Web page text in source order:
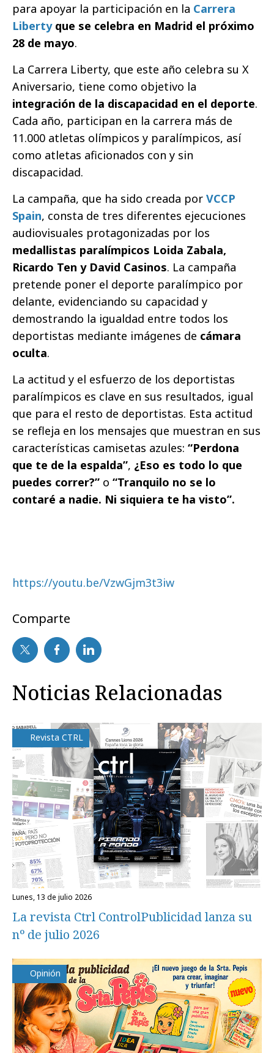
para apoyar la participación en la Carrera
Libertyque se celebra en Madrid el próximo
28 de mayo.
La Carrera Liberty, que este año celebra su X
Aniversario, tiene como objetivo la
integración de la discapacidad en el deporte.
Cada año, participan en la carrera más de
11.000 atletas olímpicos y paralímpicos, así
como atletas aficionados con y sin
discapacidad.
La campaña, que ha sido creada por VCCP
Spain, consta de tres diferentes ejecuciones
audiovisuales protagonizadas por los
medallistas paralímpicos Loida Zabala,
Ricardo Ten y David Casinos. La campaña
pretende poner el deporte paralímpico por
delante, evidenciando su capacidad y
demostrando la igualdad entre todos los
deportistas mediante imágenes de cámara
oculta.
La actitud y el esfuerzo de los deportistas
paralímpicos es clave en sus resultados, igual
que para el resto de deportistas. Esta actitud
se refleja en los mensajes que muestran en sus
características camisetas azules: “Perdona
que te de la espalda”, ¿Eso es todo lo que
puedes correr?” o “Tranquilo no se lo
contaré a nadie. Ni siquiera te ha visto”.
https://youtu.be/VzwGjm3t3iw
Comparte
Noticias Relacionadas
Revista CTRL
lunes, 13 de julio 2026
La revista Ctrl ControlPublicidad lanza su
nº de julio 2026
Opinión